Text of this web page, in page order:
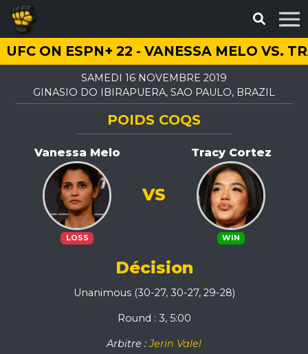
UFC ON ESPN+ 22 - VANESSA MELO VS.
SAMEDI 16 NOVEMBRE 2019
GINASIO DO IBIRAPUERA, SAO PAULO, BRAZIL
POIDS COQS
Vanessa Melo
LOSS
Tracy Cortez
WIN
VS
Décision
Unanimous (30-27, 30-27, 29-28)
Round : 3, 5:00
Arbitre :Jerin Valel